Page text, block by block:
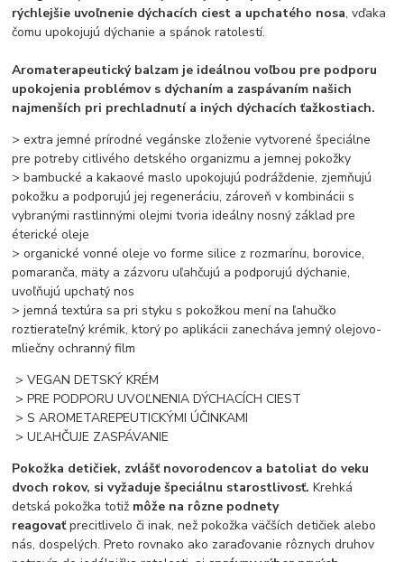
rýchlejšie uvoľnenie dýchacích ciest a upchatého nosa, vďaka
čomu upokojujú dýchanie a spánok ratolestí.
Aromaterapeutický balzam je ideálnou voľbou pre podporu
upokojenia problémov s dýchaním a zaspávaním našich
najmenších pri prechladnutí a iných dýchacích ťažkostiach.
> extra jemné prírodné vegánske zloženie vytvorené špeciálne
pre potreby citlivého detského organizmu a jemnej pokožky
> bambucké a kakaové maslo upokojujú podráždenie, zjemňujú
pokožku a podporujú jej regeneráciu, zároveň v kombinácii s
vybranými rastlinnými olejmi tvoria ideálny nosný základ pre
éterické oleje
> organické vonné oleje vo forme silice z rozmarínu, borovice,
pomaranča, mäty a zázvoru uľahčujú a podporujú dýchanie,
uvoľňujú upchatý nos
> jemná textúra sa pri styku s pokožkou mení na ľahučko
roztierateľný krémik, ktorý po aplikácii zanecháva jemný olejovo-
mliečny ochranný film
> VEGAN DETSKÝ KRÉM
> PRE PODPORU UVOĽNENIA DÝCHACÍCH CIEST
> S AROMETAREPEUTICKÝMI ÚČINKAMI
> UĽAHČUJE ZASPÁVANIE
Pokožka detičiek, zvlášť novorodencov a batoliat do veku
dvoch rokov, si vyžaduje špeciálnu starostlivosť. Krehká
detská pokožka totiž môže na rôzne podnety
reagovaťprecitlivelo či inak, než pokožka väčších detičiek alebo
nás, dospelých. Preto rovnako ako zaraďovanie rôznych druhov